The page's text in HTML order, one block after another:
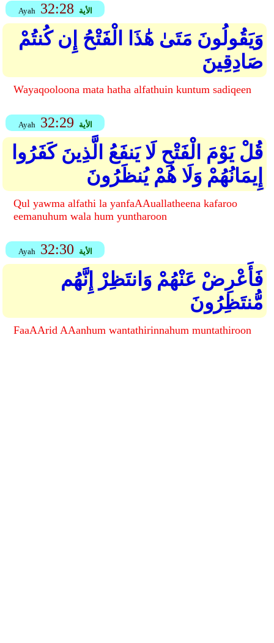
Ayah 32:28 الأية
وَيَقُولُونَ مَتَىٰ هَٰذَا الْفَتْحُ إِن كُنتُمْ
صَادِقِينَ
Wayaqooloona mata hatha alfathuin kuntum sadiqeen
Ayah 32:29 الأية
قُلْ يَوْمَ الْفَتْحِ لَا يَنفَعُ الَّذِينَ كَفَرُوا
إِيمَانُهُمْ وَلَا هُمْ يُنظَرُونَ
Qul yawma alfathi la yanfaAAuallatheena kafaroo
eemanuhum wala hum yuntharoon
Ayah 32:30 الأية
فَأَعْرِضْ عَنْهُمْ وَانتَظِرْ إِنَّهُم
مُّنتَظِرُونَ
FaaAArid AAanhum wantathirinnahum muntathiroon